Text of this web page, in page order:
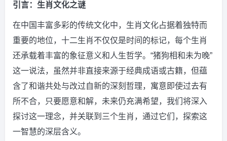
引言：生肖文化之谜
在中国丰富多彩的传统文化中，生肖文化占据着独特而
重要的地位，十二生肖不仅仅是时间的标记，每个生肖
还承载着丰富的象征意义和人生哲学。“猪狗相和未为晚”
这一说法，虽然并非直接来源于经典成语或古籍，但蕴
含了和谐共处与改过自新的深刻哲理，寓意即使过去有
所不合，只要愿意和解，未来仍充满希望，我们将深入
探讨这一理念，并关联到三个生肖，通过它们，探索这
一智慧的深层含义。